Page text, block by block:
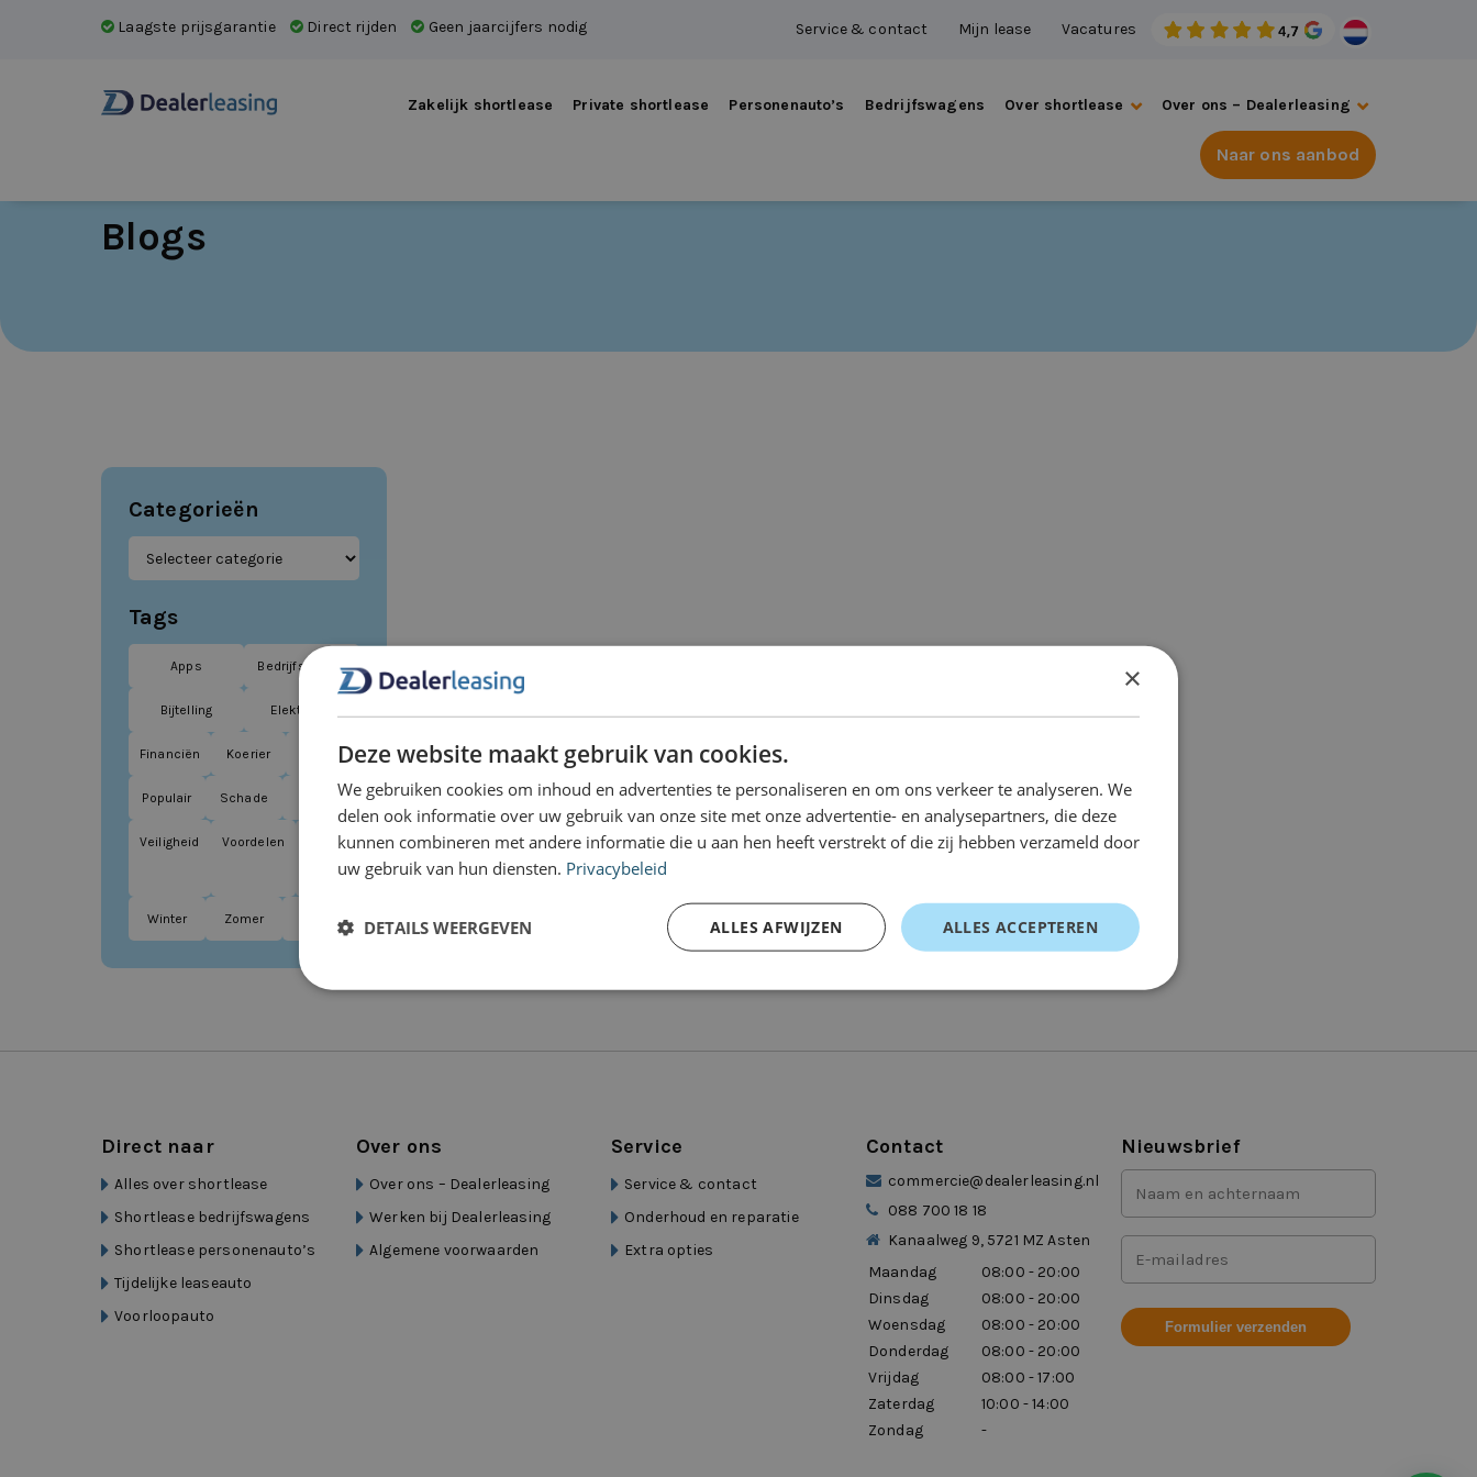
Laagste prijsgarantie Direct rijden Geen jaarcijfers nodig Service & contact Mijn lease Vacatures
Zakelijk shortlease Private shortlease Personenauto’s Bedrijfswagens Over shortlease Over ons – Dealerleasing
Naar ons aanbod
Blogs
Categorieën
Tags
Apps Bedrijfswagen
Bijtelling Elektrisch
Financiën Koerier
Populair Schade
Veiligheid Voordelen Vrije
Winter Zomer
Direct naar
Alles over shortlease
Shortlease bedrijfswagens
Shortlease personenauto’s
Tijdelijke leaseauto
Voorloopauto
Over ons
Over ons – Dealerleasing
Werken bij Dealerleasing
Algemene voorwaarden
Service
Service & contact
Onderhoud en reparatie
Extra opties
Contact
commercie@dealerleasing.nl
088 700 18 18
Kanaalweg 9, 5721 MZ Asten
Maandag
08:00 - 20:00
Dinsdag
08:00 - 20:00
Woensdag
08:00 - 20:00
Donderdag
08:00 - 20:00
Vrijdag
08:00 - 17:00
Zaterdag
10:00 - 14:00
Zondag
-
Nieuwsbrief
Voor-
en
(Vereist)
Mailadres
×
Deze website maakt gebruik van cookies.
We gebruiken cookies om inhoud en advertenties te personaliseren en om ons verkeer te analyseren. We
delen ook informatie over uw gebruik van onze site met onze advertentie- en analysepartners, die deze
kunnen combineren met andere informatie die u aan hen heeft verstrekt of die zij hebben verzameld door
uw gebruik van hun diensten. Privacybeleid
ALLES ACCEPTEREN
ALLES AFWIJZEN
DETAILS WEERGEVEN